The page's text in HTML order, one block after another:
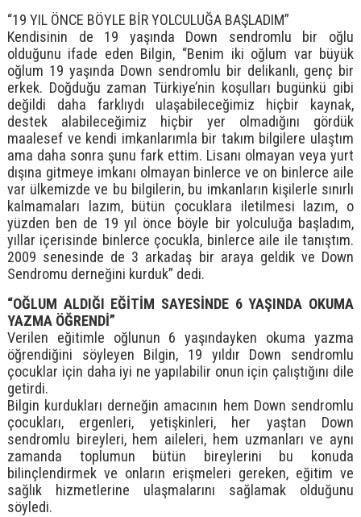
“19 YIL ÖNCE BÖYLE BİR YOLCULUĞA BAŞLADIM”
Kendisinin de 19 yaşında Down sendromlu bir oğlu
olduğunu ifade eden Bilgin, “Benim iki oğlum var büyük
oğlum 19 yaşında Down sendromlu bir delikanlı, genç bir
erkek. Doğduğu zaman Türkiye’nin koşulları bugünkü gibi
değildi daha farklıydı ulaşabileceğimiz hiçbir kaynak,
destek alabileceğimiz hiçbir yer olmadığını gördük
maalesef ve kendi imkanlarımla bir takım bilgilere ulaştım
ama daha sonra şunu fark ettim. Lisanı olmayan veya yurt
dışına gitmeye imkanı olmayan binlerce ve on binlerce aile
var ülkemizde ve bu bilgilerin, bu imkanların kişilerle sınırlı
kalmamaları lazım, bütün çocuklara iletilmesi lazım, o
yüzden ben de 19 yıl önce böyle bir yolculuğa başladım,
yıllar içerisinde binlerce çocukla, binlerce aile ile tanıştım.
2009 senesinde de 3 arkadaş bir araya geldik ve Down
Sendromu derneğini kurduk” dedi.
“OĞLUM ALDIĞI EĞİTİM SAYESİNDE 6 YAŞINDA OKUMA
YAZMA ÖĞRENDİ”
Verilen eğitimle oğlunun 6 yaşındayken okuma yazma
öğrendiğini söyleyen Bilgin, 19 yıldır Down sendromlu
çocuklar için daha iyi ne yapılabilir onun için çalıştığını dile
getirdi.
Bilgin kurdukları derneğin amacının hem Down sendromlu
çocukları, ergenleri, yetişkinleri, her yaştan Down
sendromlu bireyleri, hem aileleri, hem uzmanları ve aynı
zamanda toplumun bütün bireylerini bu konuda
bilinçlendirmek ve onların erişmeleri gereken, eğitim ve
sağlık hizmetlerine ulaşmalarını sağlamak olduğunu
söyledi.